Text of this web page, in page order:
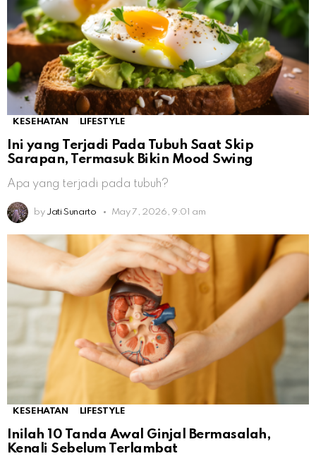
KESEHATAN LIFESTYLE
Ini yang Terjadi Pada Tubuh Saat Skip
Sarapan, Termasuk Bikin Mood Swing
Apa yang terjadi pada tubuh?
by Jati Sunarto May 7, 2026, 9:01 am
KESEHATAN LIFESTYLE
Inilah 10 Tanda Awal Ginjal Bermasalah,
Kenali Sebelum Terlambat